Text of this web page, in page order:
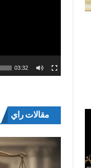
03:32
مقالات راي